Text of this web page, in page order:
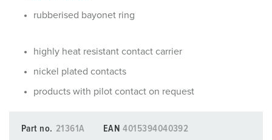
rubberised bayonet ring
highly heat resistant contact carrier
nickel plated contacts
products with pilot contact on request
Part no. 21361A EAN 4015394040392